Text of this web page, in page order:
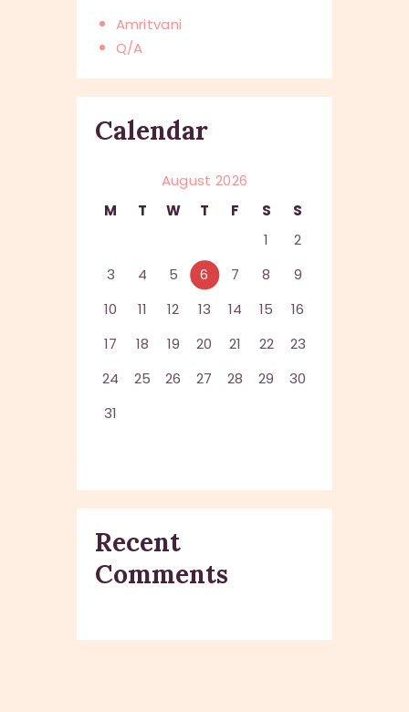
Amritvani
Q/A
Calendar
August 2026
M
T W T F S
S
1
2
3
4 5 6 7 8
9
10
11 12 13 14 15
16
17
18 19 20 21 22
23
24
25 26 27 28 29
30
31
Recent
Comments